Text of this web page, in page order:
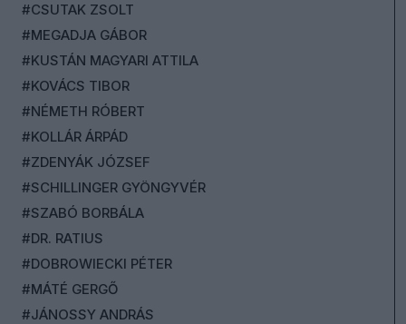
#CSUTAK ZSOLT
#MEGADJA GÁBOR
#KUSTÁN MAGYARI ATTILA
#KOVÁCS TIBOR
#NÉMETH RÓBERT
#KOLLÁR ÁRPÁD
#ZDENYÁK JÓZSEF
#SCHILLINGER GYÖNGYVÉR
#SZABÓ BORBÁLA
#DR. RATIUS
#DOBROWIECKI PÉTER
#MÁTÉ GERGŐ
#JÁNOSSY ANDRÁS